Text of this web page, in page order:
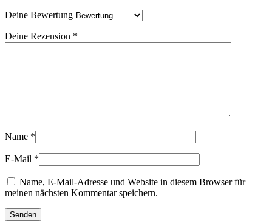
Deine Bewertung
Deine Rezension *
Name *
E-Mail *
Name, E-Mail-Adresse und Website in diesem Browser für
meinen nächsten Kommentar speichern.